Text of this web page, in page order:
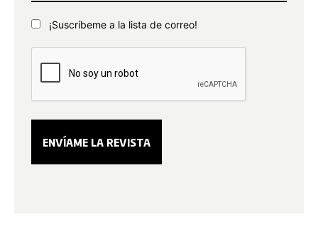
¡Suscríbeme a la lista de correo!